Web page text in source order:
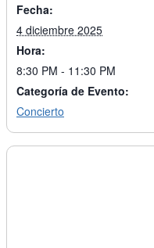
Fecha:
4 diciembre 2025
Hora:
8:30 PM - 11:30 PM
Categoría de Evento:
Concierto